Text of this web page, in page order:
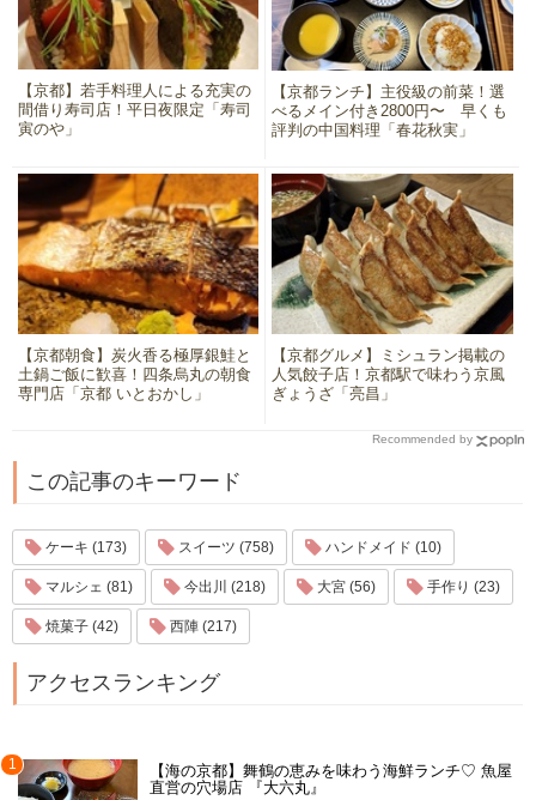
【京都】若手料理人による充実の
間借り寿司店！平日夜限定「寿司
寅のや」
【京都ランチ】主役級の前菜！選
べるメイン付き2800円〜 早くも
評判の中国料理「春花秋実」
【京都朝食】炭火香る極厚銀鮭と
土鍋ご飯に歓喜！四条烏丸の朝食
専門店「京都 いとおかし」
【京都グルメ】ミシュラン掲載の
人気餃子店！京都駅で味わう京風
ぎょうざ「亮昌」
Recommended by
この記事のキーワード
ケーキ (173) スイーツ (758) ハンドメイド (10)
マルシェ (81) 今出川 (218) 大宮 (56) 手作り (23)
焼菓子 (42) 西陣 (217)
アクセスランキング
1
【海の京都】舞鶴の恵みを味わう海鮮ランチ♡ 魚屋
直営の穴場店 『大六丸』